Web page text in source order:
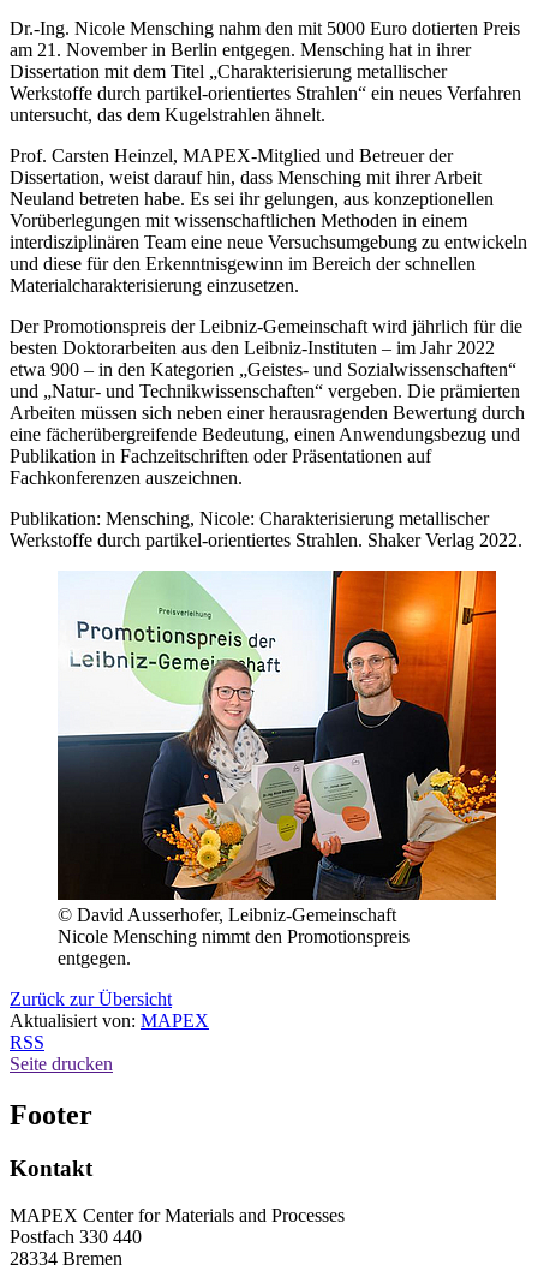
Dr.-Ing. Nicole Mensching nahm den mit 5000 Euro dotierten Preis
am 21. November in Berlin entgegen. Mensching hat in ihrer
Dissertation mit dem Titel „Charakterisierung metallischer
Werkstoffe durch partikel-orientiertes Strahlen“ ein neues Verfahren
untersucht, das dem Kugelstrahlen ähnelt.
Prof. Carsten Heinzel, MAPEX-Mitglied und Betreuer der
Dissertation, weist darauf hin, dass Mensching mit ihrer Arbeit
Neuland betreten habe. Es sei ihr gelungen, aus konzeptionellen
Vorüberlegungen mit wissenschaftlichen Methoden in einem
interdisziplinären Team eine neue Versuchsumgebung zu entwickeln
und diese für den Erkenntnisgewinn im Bereich der schnellen
Materialcharakterisierung einzusetzen.
Der Promotionspreis der Leibniz-Gemeinschaft wird jährlich für die
besten Doktorarbeiten aus den Leibniz-Instituten – im Jahr 2022
etwa 900 – in den Kategorien „Geistes- und Sozial­wissenschaften“
und „Natur- und Technikwissenschaften“ vergeben. Die prämierten
Arbeiten müssen sich neben einer herausragenden Bewertung durch
eine fächerüber­greifende Bedeutung, einen Anwendungsbezug und
Publikation in Fachzeitschriften oder Präsentationen auf
Fachkonferenzen auszeichnen.
Publikation: Mensching, Nicole: Charakterisierung metallischer
Werkstoffe durch partikel-orientiertes Strahlen. Shaker Verlag 2022.
© David Ausserhofer, Leibniz-Gemeinschaft
Nicole Mensching nimmt den Promotionspreis
entgegen.
Zurück zur Übersicht
Aktualisiert von: MAPEX
RSS
Seite drucken
Footer
Kontakt
MAPEX Center for Materials and Processes
Postfach 330 440
28334 Bremen